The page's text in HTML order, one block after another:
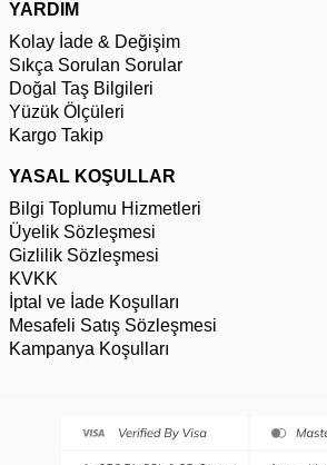
YARDIM
Kolay İade & Değişim
Sıkça Sorulan Sorular
Doğal Taş Bilgileri
Yüzük Ölçüleri
Kargo Takip
YASAL KOŞULLAR
Bilgi Toplumu Hizmetleri
Üyelik Sözleşmesi
Gizlilik Sözleşmesi
KVKK
İptal ve İade Koşulları
Mesafeli Satış Sözleşmesi
Kampanya Koşulları